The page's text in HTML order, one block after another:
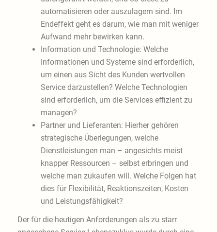
automatisieren oder auszulagern sind. Im
Endeffekt geht es darum, wie man mit weniger
Aufwand mehr bewirken kann.
Information und Technologie: Welche
Informationen und Systeme sind erforderlich,
um einen aus Sicht des Kunden wertvollen
Service darzustellen? Welche Technologien
sind erforderlich, um die Services effizient zu
managen?
Partner und Lieferanten: Hierher gehören
strategische Überlegungen, welche
Dienstleistungen man – angesichts meist
knapper Ressourcen – selbst erbringen und
welche man zukaufen will. Welche Folgen hat
dies für Flexibilität, Reaktionszeiten, Kosten
und Leistungsfähigkeit?
Der für die heutigen Anforderungen als zu starr